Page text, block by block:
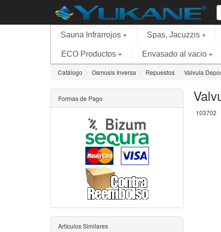
+
Sauna Infrarrojos +
Spas, Jacuzzis
+
ECO Productos +
Envasado al vacio
Catálogo Osmosis Inversa Repuestos Valvula
103702
Formas de Pago
Artículos Similares